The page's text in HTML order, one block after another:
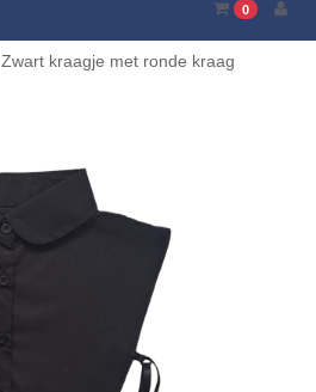
0
Zwart kraagje met ronde kraag